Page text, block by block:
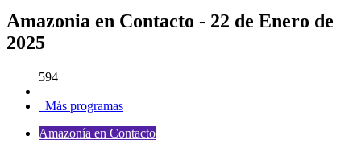
Amazonia en Contacto - 22 de Enero de
2025
594
Más programas
Amazonía en Contacto